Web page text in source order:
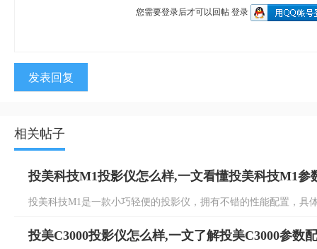
您需要登录后才可以回帖 登录
发表回复
相关帖子
投美科技M1投影仪怎么样,一文看懂投美科技M1参
投美科技M1是一款小巧轻便的投影仪，拥有不错的性能配置，具
投美C3000投影仪怎么样,一文了解投美C3000参数